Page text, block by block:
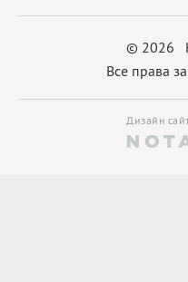
© 2026
Все права
Дизайн